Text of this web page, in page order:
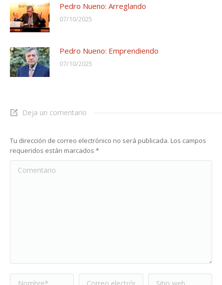
Pedro Nueno: Arreglando
07/10/2025
Pedro Nueno: Emprendiendo
07/10/2025
Deja un comentario
Tu dirección de correo electrónico no será publicada. Los campos
requeridos están marcados *
Comentario
Nombre *
Correo electrónico
Sitio web